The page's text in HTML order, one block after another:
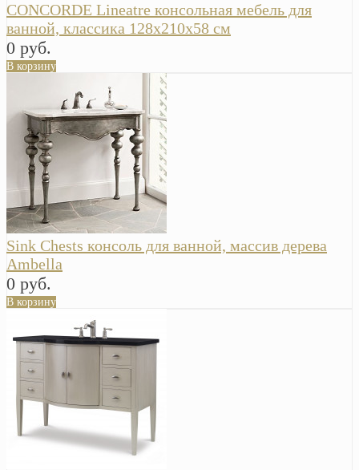
CONCORDE Lineatre консольная мебель для
ванной, классика 128х210х58 см
0 руб.
В корзину
Sink Chests консоль для ванной, массив дерева
Ambella
0 руб.
В корзину